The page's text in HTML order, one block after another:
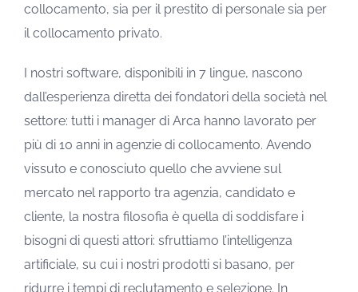
collocamento, sia per il prestito di personale sia per
il collocamento privato.
I nostri software, disponibili in 7 lingue, nascono
dall’esperienza diretta dei fondatori della società nel
settore: tutti i manager di Arca hanno lavorato per
più di 10 anni in agenzie di collocamento. Avendo
vissuto e conosciuto quello che avviene sul
mercato nel rapporto tra agenzia, candidato e
cliente, la nostra filosofia è quella di soddisfare i
bisogni di questi attori: sfruttiamo l’intelligenza
artificiale, su cui i nostri prodotti si basano, per
ridurre i tempi di reclutamento e selezione. In